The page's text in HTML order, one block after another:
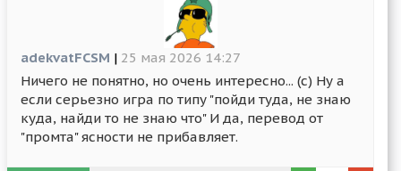
adekvatFCSM | 25 мая 2026 14:27
Ничего не понятно, но очень интересно... (с) Ну а
если серьезно игра по типу "пойди туда, не знаю
куда, найди то не знаю что" И да, перевод от
"промта" ясности не прибавляет.